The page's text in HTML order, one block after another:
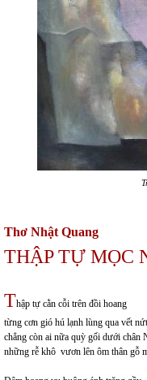
Thơ Nhật Quang
THẬP TỰ MỌC
Thập tự cằn cỗi trên đồi hoang
từng cơn gió hú lạnh lùng qua vết
chẳng còn ai nữa quỳ gối dưới chân
những rễ khô vươn lên ôm thân gỗ